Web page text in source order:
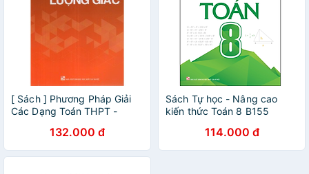
[ Sách ] Phương Pháp Giải
Các Dạng Toán THPT -
Khóa Hoặc Sổ Ngẫu Nhiên
132.000 đ
Sách Tự học - Nâng cao
kiến thức Toán 8 B155
114.000 đ